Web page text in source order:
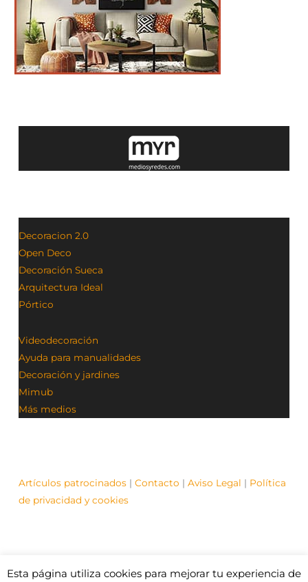
Decoracion 2.0
Open Deco
Decoración Sueca
Arquitectura Ideal
Pórtico
Videodecoración
Ayuda para manualidades
Decoración y jardines
Mimub
Más medios
Artículos patrocinados |Contacto |Aviso Legal | Política
de privacidad y cookies
© Contenidos bajo licencia Creative Commons (CC)
Esta página utiliza cookies para mejorar tu experiencia de